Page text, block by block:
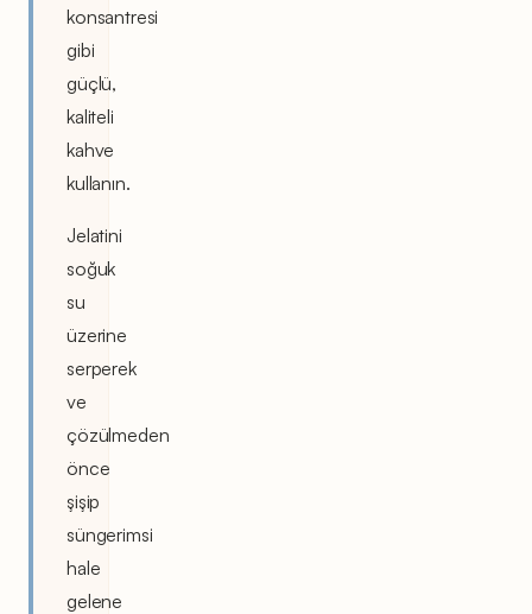
konsantresi
gibi
güçlü,
kaliteli
kahve
kullanın.
Jelatini
soğuk
su
üzerine
serperek
ve
çözülmeden
önce
şişip
süngerimsi
hale
gelene